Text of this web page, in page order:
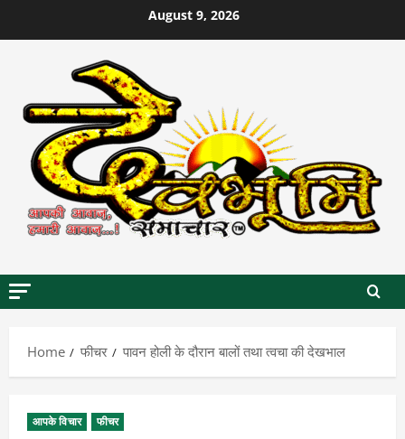
to
August 9, 2026
Home फीचर पावन होली के दौरान बालों तथा त्वचा की देखभाल
आपके विचार फीचर